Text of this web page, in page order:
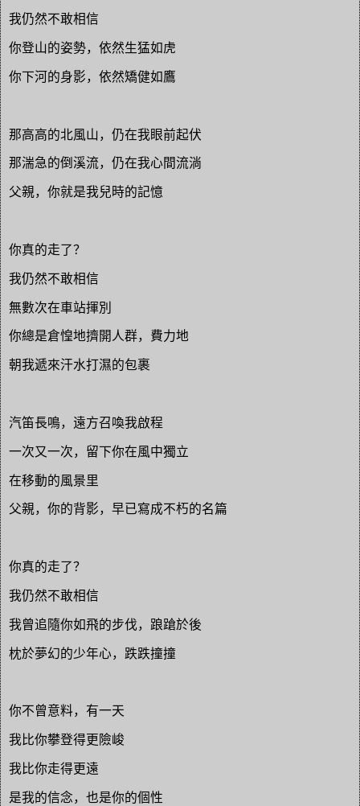
我仍然不敢相信
你登山的姿勢，依然生猛如虎
你下河的身影，依然矯健如鷹
那高高的北風山，仍在我眼前起伏
那湍急的倒溪流，仍在我心間流淌
父親，你就是我兒時的記憶
你真的走了？
我仍然不敢相信
無數次在車站揮別
你總是倉惶地擠開人群，費力地
朝我遞來汗水打濕的包裹
汽笛長鳴，遠方召喚我啟程
一次又一次，留下你在風中獨立
在移動的風景里
父親，你的背影，早已寫成不朽的名篇
你真的走了？
我仍然不敢相信
我曾追隨你如飛的步伐，踉蹌於後
枕於夢幻的少年心，跌跌撞撞
你不曾意料，有一天
我比你攀登得更險峻
我比你走得更遠
是我的信念，也是你的個性